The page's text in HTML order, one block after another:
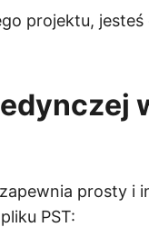
projektu,
prosty i
PST: